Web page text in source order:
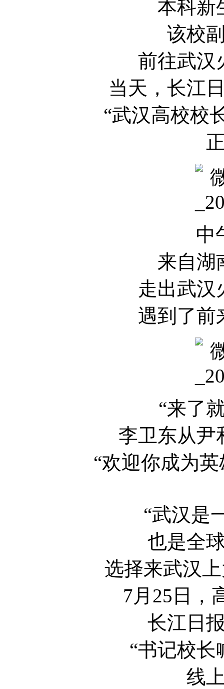
本科新
该校
前往武汉
当天，长江
“武汉高校校
中
来自湖
走出武汉
遇到了前
“来了
李卫东从尹
“欢迎你成为英
“武汉是
也是全
选择来武汉
7月25日，
长江日
“书记校长
线